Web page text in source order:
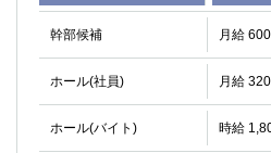
幹部候補 月給
ホール(社員) 月給
ホール(バイト) 時給